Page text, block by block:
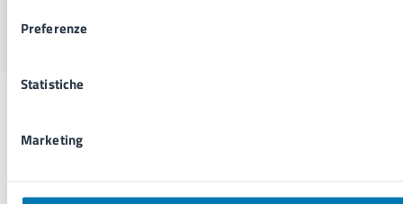
Preferenze
Statistiche
Marketing
Piazza Municipio 22, 80133